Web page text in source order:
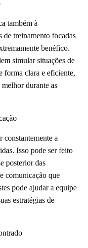
também à
de treinamento focadas
benéfico.
simular situações de
forma clara e eficiente,
durante as
a
Isso pode ser feito
posterior das
comunicação que
pode ajudar a equipe
estratégias de